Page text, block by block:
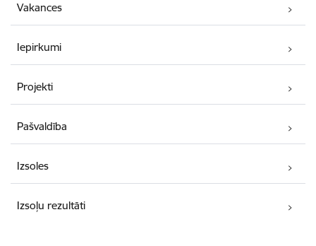
Vakances
Iepirkumi
Projekti
Pašvaldība
Izsoles
Izsoļu rezultāti